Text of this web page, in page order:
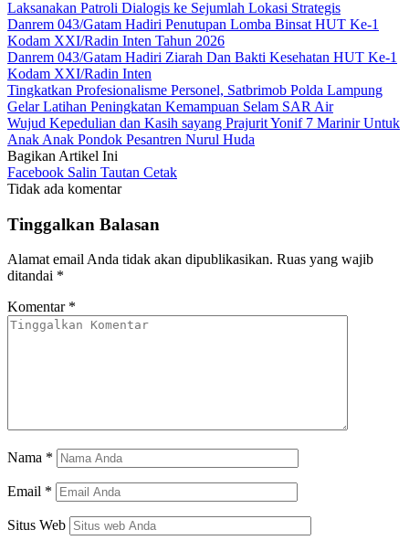
Laksanakan Patroli Dialogis ke Sejumlah Lokasi Strategis
Danrem 043/Gatam Hadiri Penutupan Lomba Binsat HUT Ke-1
Kodam XXI/Radin Inten Tahun 2026
Danrem 043/Gatam Hadiri Ziarah Dan Bakti Kesehatan HUT Ke-1
Kodam XXI/Radin Inten
Tingkatkan Profesionalisme Personel, Satbrimob Polda Lampung
Gelar Latihan Peningkatan Kemampuan Selam SAR Air
Wujud Kepedulian dan Kasih sayang Prajurit Yonif 7 Marinir Untuk
Anak Anak Pondok Pesantren Nurul Huda
Bagikan Artikel Ini
Facebook Salin Tautan Cetak
Tidak ada komentar
Tinggalkan Balasan
Alamat email Anda tidak akan dipublikasikan. Ruas yang wajib
ditandai *
Komentar *
Nama *
Email *
Situs Web